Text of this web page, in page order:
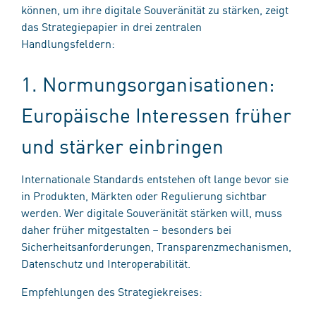
können, um ihre digitale Souveränität zu stärken, zeigt
das Strategiepapier in drei zentralen
Handlungsfeldern:
1. Normungsorganisationen:
Europäische Interessen früher
und stärker einbringen
Internationale Standards entstehen oft lange bevor sie
in Produkten, Märkten oder Regulierung sichtbar
werden. Wer digitale Souveränität stärken will, muss
daher früher mitgestalten – besonders bei
Sicherheitsanforderungen, Transparenzmechanismen,
Datenschutz und Interoperabilität.
Empfehlungen des Strategiekreises: